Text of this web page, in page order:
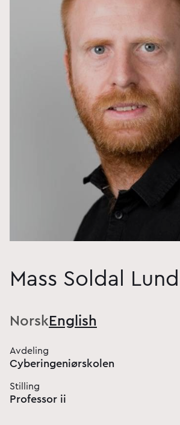
Mass Soldal Lund
NorskEnglish
Avdeling
Cyberingeniørskolen
Stilling
Professor ii